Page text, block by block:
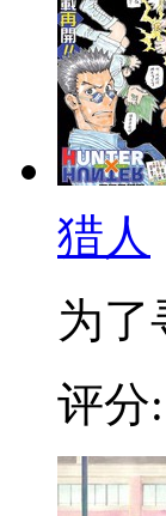
猎人
为了
评分: